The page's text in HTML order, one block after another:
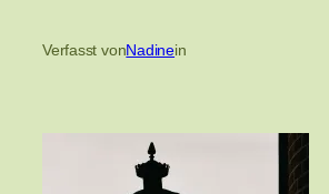
Verfasst vonNadinein